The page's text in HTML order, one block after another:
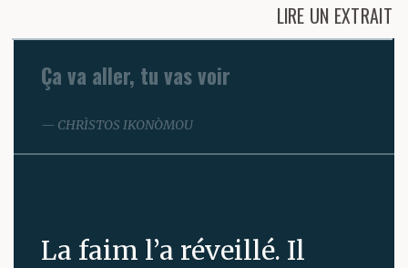
LIRE UN EXTRAIT
Ça va aller, tu vas voir
CHRÌSTOS IKONÒMOU
La faim l’a réveillé. Il